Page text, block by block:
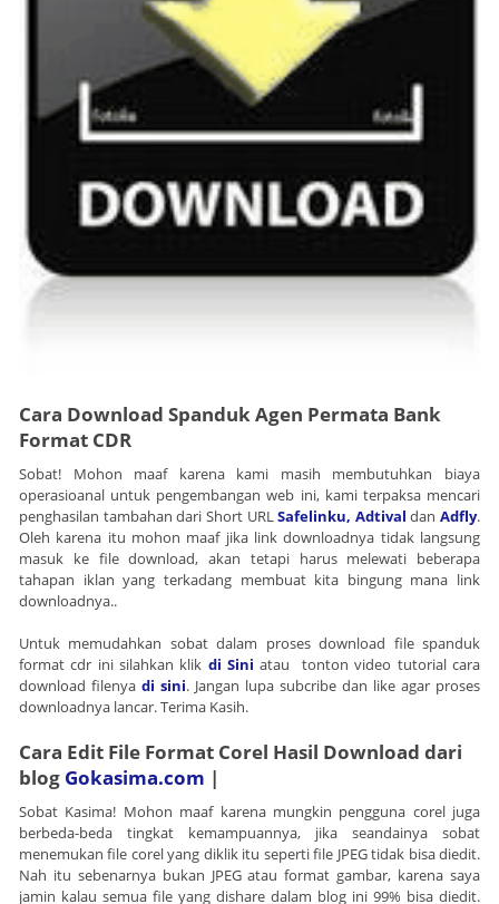
Cara Download SpandukAgen Permata Bank
Format CDR
Sobat! Mohon maaf karena kami masih membutuhkan biaya
operasioanal untuk pengembangan web ini, kami terpaksa mencari
penghasilan tambahan dari Short URLSafelinku, Adtival dan Adfly.
Oleh karena itu mohon maaf jika link downloadnya tidak langsung
masuk ke file download, akan tetapi harus melewati beberapa
tahapan iklan yang terkadang membuat kita bingung mana link
downloadnya..
Untuk memudahkan sobat dalam proses download file spanduk
format cdr ini silahkan klik di Sini atau tonton video tutorial cara
download filenya di sini. Jangan lupa subcribe dan like agar proses
downloadnya lancar. Terima Kasih.
Cara Edit File Format Corel Hasil Download dari
blog Gokasima.com |
Sobat Kasima! Mohon maaf karena mungkin pengguna corel juga
berbeda-beda tingkat kemampuannya, jika seandainya sobat
menemukan file corel yang diklik itu seperti file JPEG tidak bisa diedit.
Nah itu sebenarnya bukan JPEG atau format gambar, karena saya
jamin kalau semua file yang dishare dalam blog ini 99% bisa diedit.